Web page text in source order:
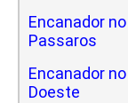
Encanador
Passaros
Encanador
Doeste